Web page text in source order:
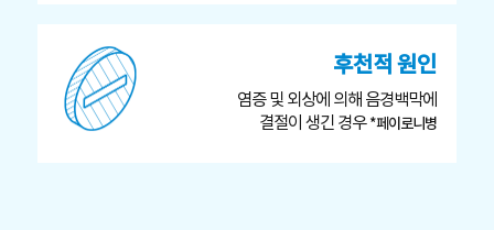
후천적 원인
염증 및 외상에 의해 음경백막에
결절이 생긴 경우*페이로니병